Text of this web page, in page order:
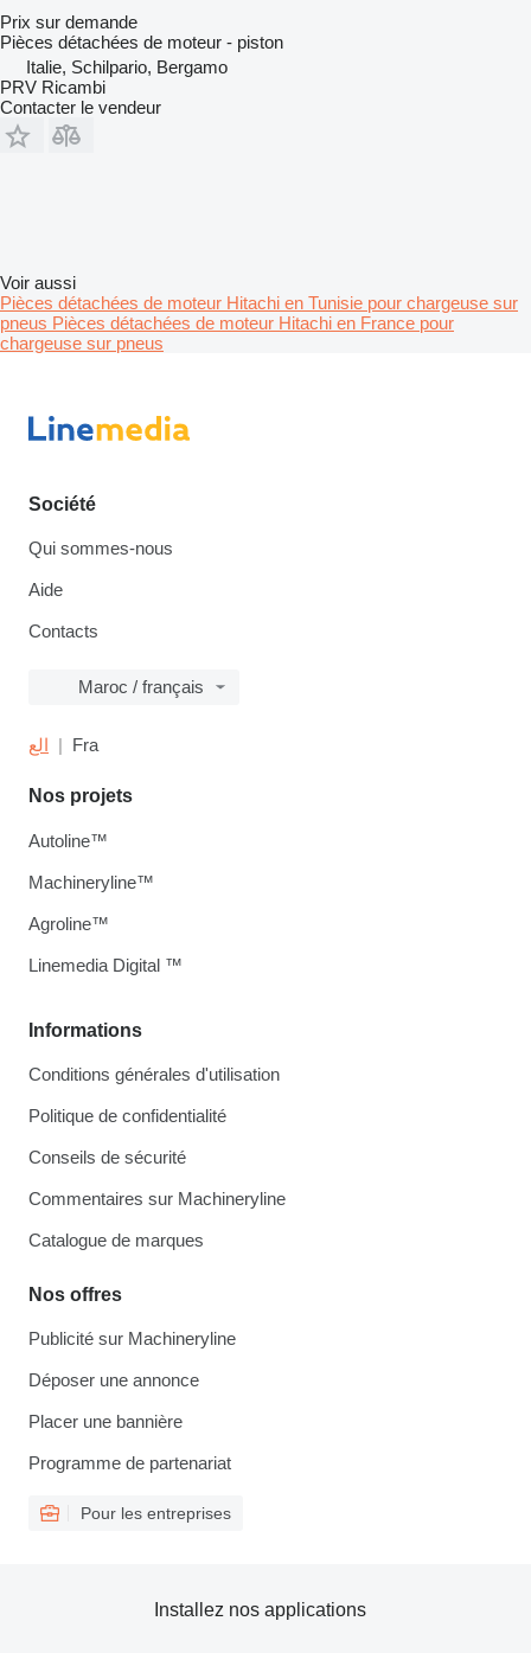
Prix sur demande
Pièces détachées de moteur - piston
Italie, Schilpario, Bergamo
PRV Ricambi
Contacter le vendeur
Voir aussi
Pièces détachées de moteur Hitachi en Tunisie pour chargeuse sur
pneus Pièces détachées de moteur Hitachi en France pour
chargeuse sur pneus
Société
Qui sommes-nous
Aide
Contacts
Maroc / français
الع Fra
Informations
Conditions générales d'utilisation
Politique de confidentialité
Conseils de sécurité
Commentaires sur Machineryline
Catalogue de marques
Nos offres
Publicité sur Machineryline
Déposer une annonce
Placer une bannière
Programme de partenariat
Pour les entreprises
Nos projets
Autoline™
Machineryline™
Agroline™
Linemedia Digital ™
Installez nos applications